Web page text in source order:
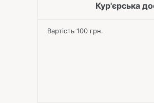
Кур'єрська
Вартість 100 грн.